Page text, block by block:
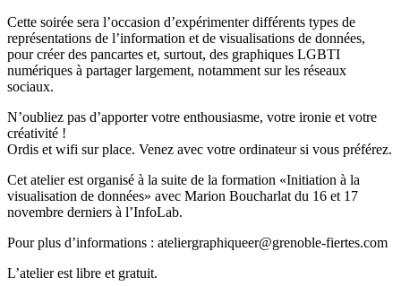
Cette soirée sera l’occasion d’expérimenter différents types de
représentations de l’information et de visualisations de données,
pour créer des pancartes et, surtout, des graphiques LGBTI
numériques à partager largement, notamment sur les réseaux
sociaux.
N’oubliez pas d’apporter votre enthousiasme, votre ironie et votre
créativité !
Ordis et wifi sur place. Venez avec votre ordinateur si vous préférez.
Cet atelier est organisé à la suite de la formation «Initiation à la
visualisation de données» avec Marion Boucharlat du 16 et 17
novembre derniers à l’InfoLab.
Pour plus d’informations : ateliergraphiqueer@grenoble-fiertes.com
L’atelier est libre et gratuit.